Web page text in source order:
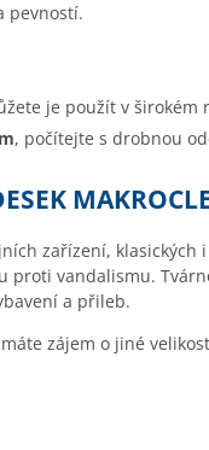
pevností.
je použít v širokém
, počítejte s drobnou
zařízení, klasických
proti vandalismu.
a přileb.
zájem o jiné